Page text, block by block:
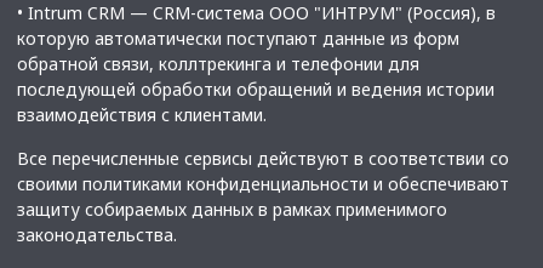
• Intrum CRM — CRM-система ООО "ИНТРУМ" (Россия), в
которую автоматически поступают данные из форм
обратной связи, коллтрекинга и телефонии для
последующей обработки обращений и ведения истории
взаимодействия с клиентами.
Все перечисленные сервисы действуют в соответствии со
своими политиками конфиденциальности и обеспечивают
защиту собираемых данных в рамках применимого
законодательства.